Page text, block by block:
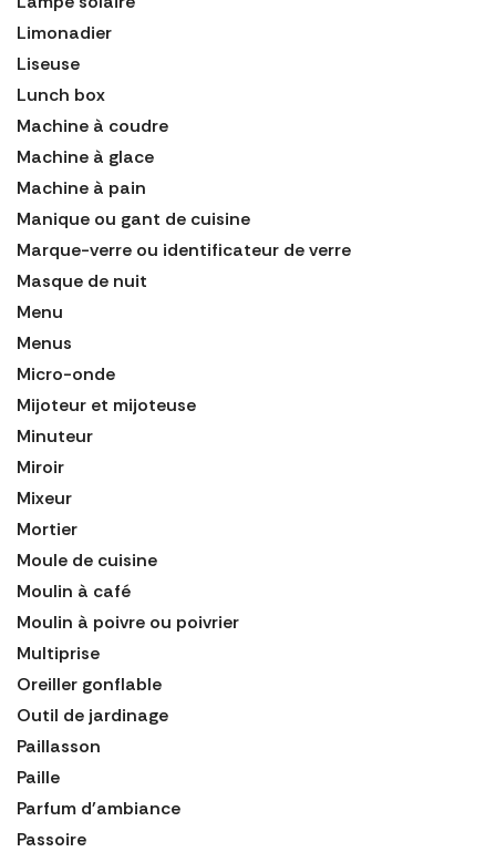
Limonadier
Liseuse
Lunch box
Machine à coudre
Machine à glace
Machine à pain
Manique ou gant de cuisine
Marque-verre ou identificateur de verre
Masque de nuit
Menu
Menus
Micro-onde
Mijoteur et mijoteuse
Minuteur
Miroir
Mixeur
Mortier
Moule de cuisine
Moulin à café
Moulin à poivre ou poivrier
Multiprise
Oreiller gonflable
Outil de jardinage
Paillasson
Paille
Parfum d'ambiance
Passoire